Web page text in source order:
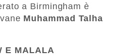
a Birmingham è
Muhammad Talha
E MALALA